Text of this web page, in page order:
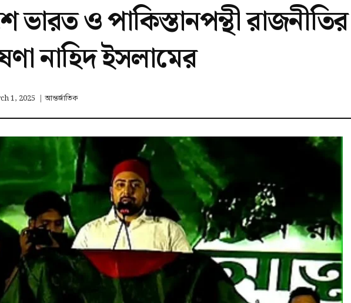
ভারত ও পাকিস্তানপন্থী
নাহিদ ইসলামের
1, 2025 | আন্তর্জাতিক